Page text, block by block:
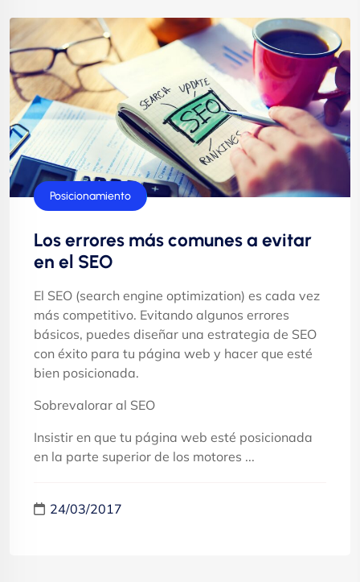
Posicionamiento
Los errores más comunes a evitar
en el SEO
El SEO (search engine optimization) es cada vez
más competitivo. Evitando algunos errores
básicos, puedes diseñar una estrategia de SEO
con éxito para tu página web y hacer que esté
bien posicionada.
Sobrevalorar al SEO
Insistir en que tu página web esté posicionada
en la parte superior de los motores ...
24/03/2017